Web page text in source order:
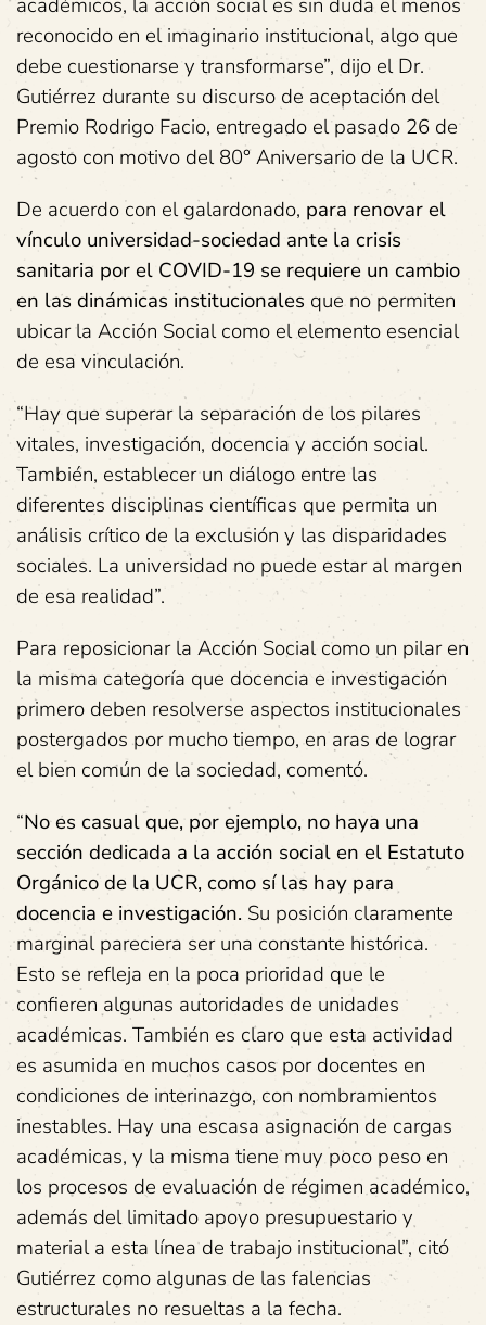
académicos, la acción social es sin duda el menos
reconocido en el imaginario institucional, algo que
debe cuestionarse y transformarse”, dijo el Dr.
Gutiérrez durante su discurso de aceptación del
Premio Rodrigo Facio, entregado el pasado 26 de
agosto con motivo del 80° Aniversario de la UCR.
De acuerdo con el galardonado, para renovar el
vínculo universidad-sociedad ante la crisis
sanitaria por el COVID-19 se requiere un cambio
en las dinámicas institucionales que no permiten
ubicar la Acción Social como el elemento esencial
de esa vinculación.
“Hay que superar la separación de los pilares
vitales, investigación, docencia y acción social.
También, establecer un diálogo entre las
diferentes disciplinas científicas que permita un
análisis crítico de la exclusión y las disparidades
sociales. La universidad no puede estar al margen
de esa realidad”.
Para reposicionar la Acción Social como un pilar en
la misma categoría que docencia e investigación
primero deben resolverse aspectos institucionales
postergados por mucho tiempo, en aras de lograr
el bien común de la sociedad, comentó.
“No es casual que, por ejemplo, no haya una
sección dedicada a la acción social en el Estatuto
Orgánico de la UCR, como sí las hay para
docencia e investigación. Su posición claramente
marginal pareciera ser una constante histórica.
Esto se refleja en la poca prioridad que le
confieren algunas autoridades de unidades
académicas. También es claro que esta actividad
es asumida en muchos casos por docentes en
condiciones de interinazgo, con nombramientos
inestables. Hay una escasa asignación de cargas
académicas, y la misma tiene muy poco peso en
los procesos de evaluación de régimen académico,
además del limitado apoyo presupuestario y
material a esta línea de trabajo institucional”, citó
Gutiérrez como algunas de las falencias
estructurales no resueltas a la fecha.